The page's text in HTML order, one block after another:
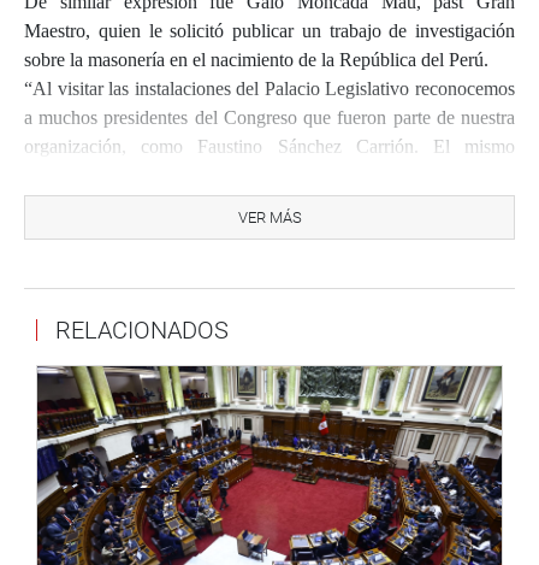
Maestro, quien le solicitó publicar un trabajo de investigación
sobre la masonería en el nacimiento de la República del Perú.
“Al visitar las instalaciones del Palacio Legislativo reconocemos
a muchos presidentes del Congreso que fueron parte de nuestra
organización, como Faustino Sánchez Carrión. El mismo
peruanos y dijo que en los últimos tiempos le están ocurriendo
hechos que calificó de ‘maravillosos’.
“Yo soy un hombre de bastante fe y de propósito de servir en
cualquier lugar y circunstancia que nos toca. Yo soy un
congresista que ama a su tierra, La Libertad. Soy de las filas de
un partido político que también tuvo en su historia a un notable
hermano y pensador, Víctor Raúl Haya de la Torre, de quien
tenemos un legado que es servir a los demás”, anotó.
VER MÁS
RELACIONADOS